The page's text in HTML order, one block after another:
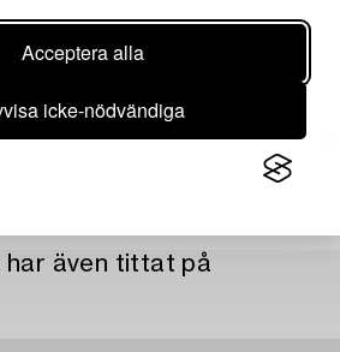
Acceptera alla
icke-nödvändiga
19 69
har även tittat på